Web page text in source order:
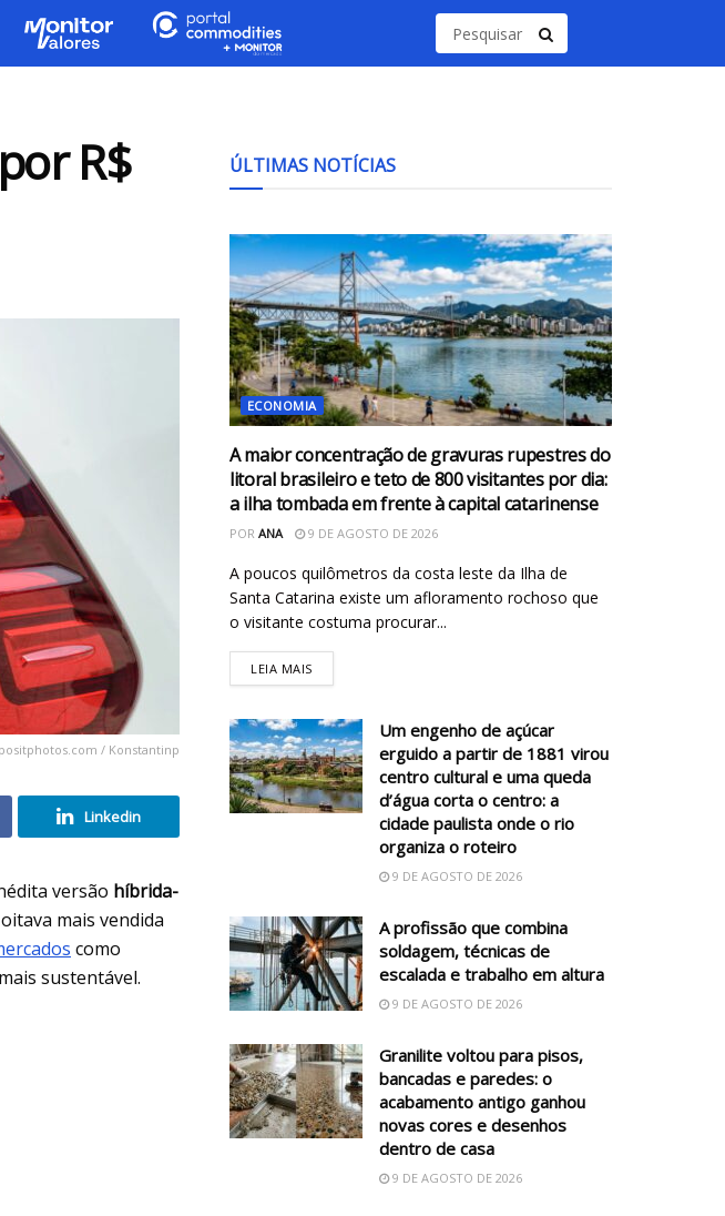
R$
/ Konstantinp
Linkedin
versão híbrida-
mais vendida
como
sustentável.
ÚLTIMAS NOTÍCIAS
ECONOMIA
A maior concentração de gravuras rupestres do
litoral brasileiro e teto de 800 visitantes por dia:
a ilha tombada em frente à capital catarinense
POR ANA 9 DE AGOSTO DE 2026
A poucos quilômetros da costa leste da Ilha de
Santa Catarina existe um afloramento rochoso que
o visitante costuma procurar...
LEIA MAIS
Um engenho de açúcar
erguido a partir de 1881 virou
centro cultural e uma queda
d’água corta o centro: a
cidade paulista onde o rio
organiza o roteiro
9 DE AGOSTO DE 2026
A profissão que combina
soldagem, técnicas de
escalada e trabalho em altura
9 DE AGOSTO DE 2026
Granilite voltou para pisos,
bancadas e paredes: o
acabamento antigo ganhou
novas cores e desenhos
dentro de casa
9 DE AGOSTO DE 2026